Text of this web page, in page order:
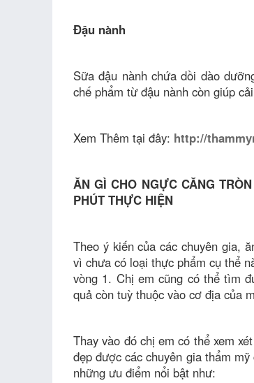
Đậu nành
Sữa đậu nành chứa dồi dào
chế phẩm từ đậu nành còn giúp
Xem Thêm tại đây: http://
ĂN GÌ CHO NGỰC CĂNG
PHÚT THỰC HIỆN
Theo ý kiến của các chuyên gia,
vì chưa có loại thực phẩm cụ thể
vòng 1. Chị em cũng có thể tìm
quả còn tuỳ thuộc vào cơ địa của
Thay vào đó chị em có thể xem
đẹp được các chuyên gia thẩm
những ưu điểm nổi bật như: